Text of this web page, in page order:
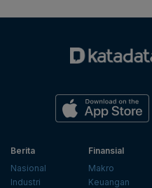
Berita
Nasional
Industri
Finansial
Makro
Keuangan